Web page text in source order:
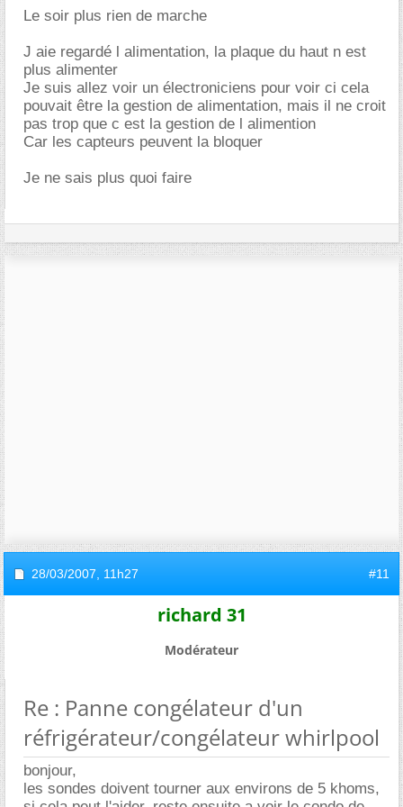
Le soir plus rien de marche
J aie regardé l alimentation, la plaque du haut n est
plus alimenter
Je suis allez voir un électroniciens pour voir ci cela
pouvait être la gestion de alimentation, mais il ne croit
pas trop que c est la gestion de l alimention
Car les capteurs peuvent la bloquer
Je ne sais plus quoi faire
28/03/2007, 11h27 #11
richard 31
Modérateur
Re : Panne congélateur d'un
réfrigérateur/congélateur whirlpool
bonjour,
les sondes doivent tourner aux environs de 5 khoms,